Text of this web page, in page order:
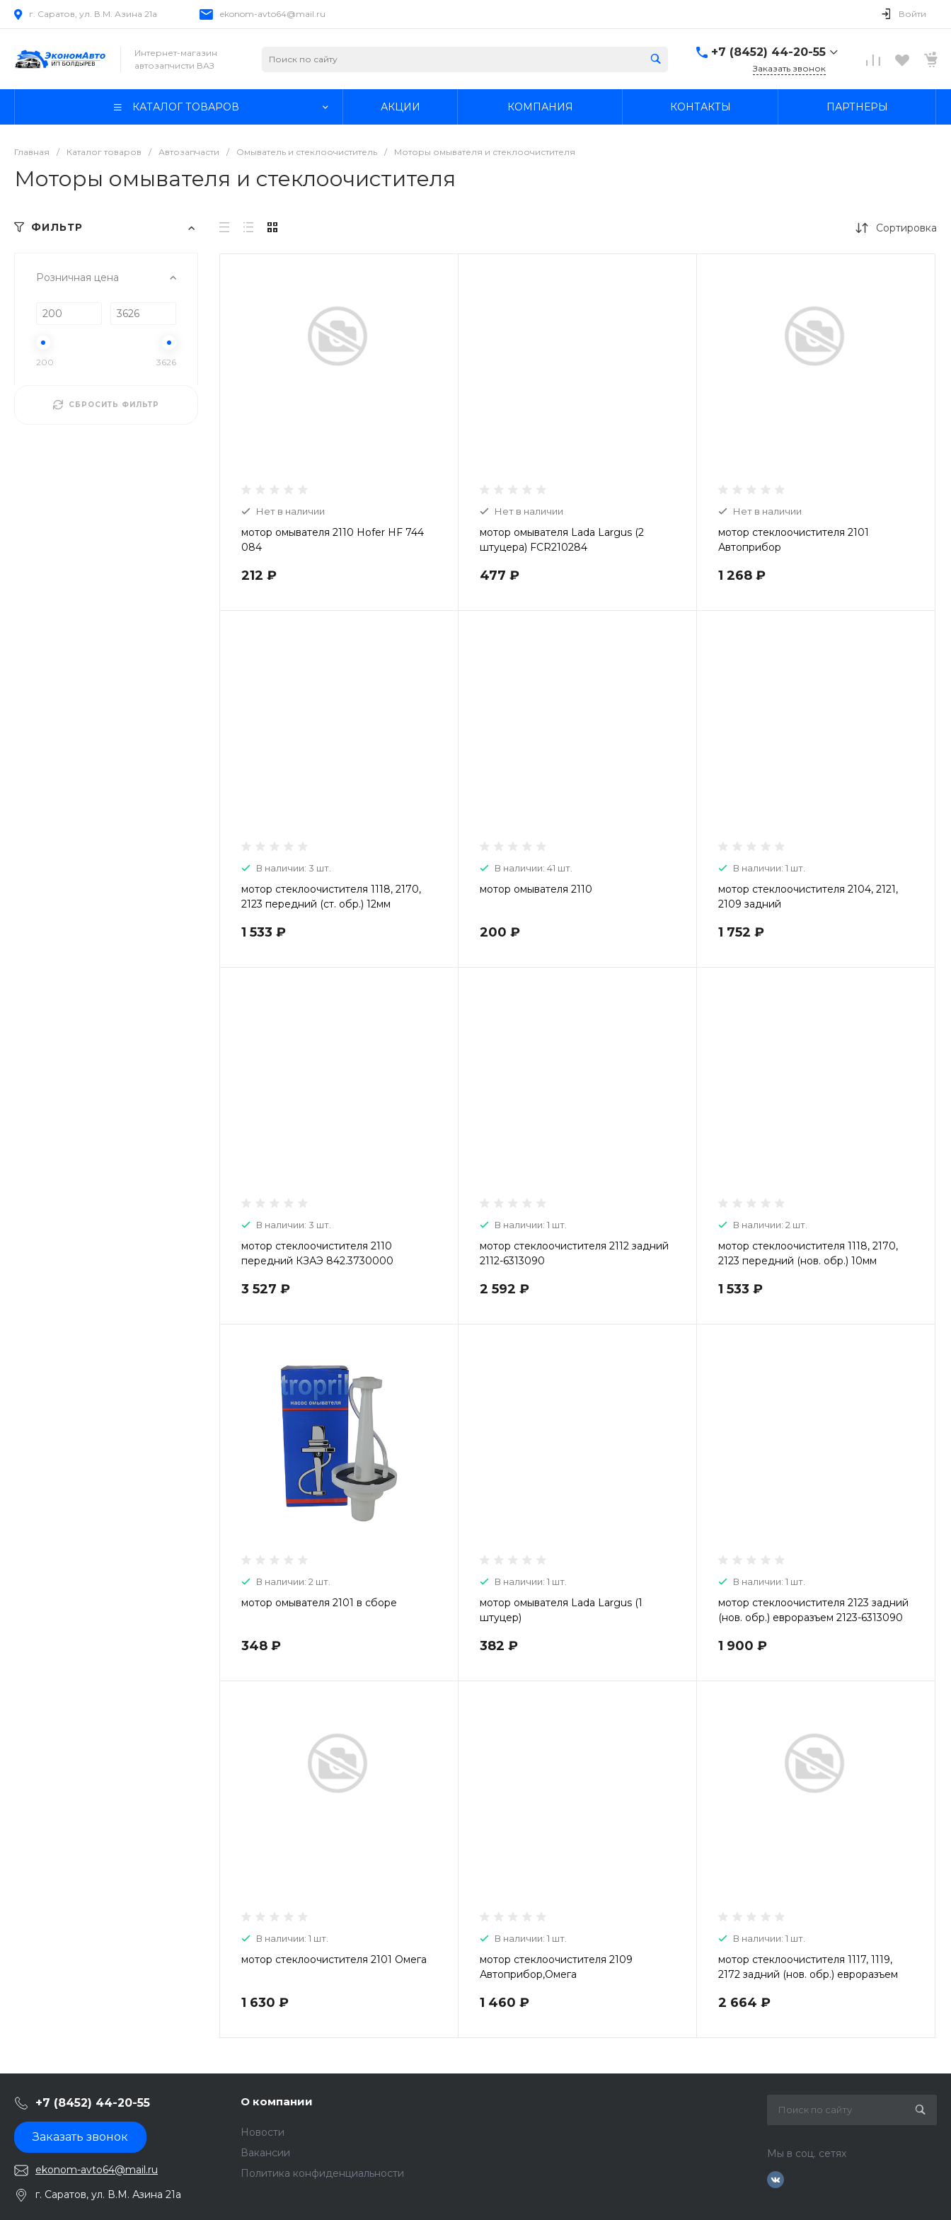
г. Саратов, ул. В.М. Азина 21а ekonom-avto64@mail.ru Войти
Интернет-магазин
автозапчисти ВАЗ
+7 (8452) 44-20-55
г. Саратов, ул. В.М. Азина
Вопросы по прицепам
Пн-Пт: 9:00-20:00 Cб-Вс:
Заказать звонок
КАТАЛОГ ТОВАРОВ АКЦИИ КОМПАНИЯ КОНТАКТЫ ПАРТНЕРЫ
Главная / Каталог товаров / Автозапчасти / Омыватель и стеклоочиститель / Моторы омывателя и стеклоочистителя
Моторы омывателя и стеклоочистителя
ФИЛЬТР
Розничная цена
200 3626
СБРОСИТЬ ФИЛЬТР
Сортировка
Нет в наличии
мотор омывателя 2110 Hofer HF 744
084
212 ₽
Нет в наличии
мотор омывателя Lada Largus (2
штуцера) FCR210284
477 ₽
Нет в наличии
мотор стеклоочистителя 2101
Автоприбор
1 268 ₽
В наличии: 3 шт.
мотор стеклоочистителя 1118, 2170,
2123 передний (ст. обр.) 12мм
1 533 ₽
В наличии: 41 шт.
мотор омывателя 2110
200 ₽
В наличии: 1 шт.
мотор стеклоочистителя 2104, 2121,
2109 задний
1 752 ₽
В наличии: 3 шт.
мотор стеклоочистителя 2110
передний КЗАЭ 842.3730000
3 527 ₽
В наличии: 1 шт.
мотор стеклоочистителя 2112 задний
2112-6313090
2 592 ₽
В наличии: 2 шт.
мотор стеклоочистителя 1118, 2170,
2123 передний (нов. обр.) 10мм
1 533 ₽
В наличии: 2 шт.
мотор омывателя 2101 в сборе
348 ₽
В наличии: 1 шт.
мотор омывателя Lada Largus (1
штуцер)
382 ₽
В наличии: 1 шт.
мотор стеклоочистителя 2123 задний
(нов. обр.) евроразъем 2123-6313090
1 900 ₽
В наличии: 1 шт.
мотор стеклоочистителя 2101 Омега
1 630 ₽
В наличии: 1 шт.
мотор стеклоочистителя 2109
Автоприбор,Омега
1 460 ₽
В наличии: 1 шт.
мотор стеклоочистителя 1117, 1119,
2172 задний (нов. обр.) евроразъем
2 664 ₽
+7 (8452) 44-20-55
Заказать звонок
ekonom-avto64@mail.ru
г. Саратов, ул. В.М. Азина 21а
О компании
Новости
Вакансии
Политика конфиденциальности
Мы в соц. сетях